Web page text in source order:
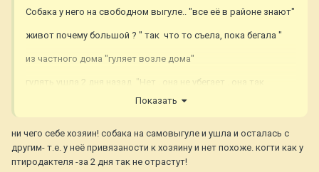
Собака у него на свободном выгуле.. "все её в районе знают"
живот почему большой ? " так что то съела, пока бегала "
из частного дома "гуляет возле дома"
гулять ушла 2 дня назад "Нет , она не убегает . она так
сказал .. может их уже нет .. скинуть могут переписку в
ВК taf82 .. если надо
Показать
ни чего себе хозяин! собака на самовыгуле и ушла и осталась с
другим- т.е. у неё привязаности к хозяину и нет похоже. когти как у
птиродактеля -за 2 дня так не отрастут!